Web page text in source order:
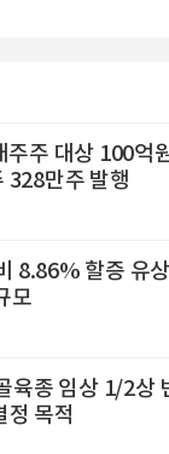
주주 대상 100억
328만주 발행
8.86% 할증 유
모
육종 임상 1/2상
정 목적